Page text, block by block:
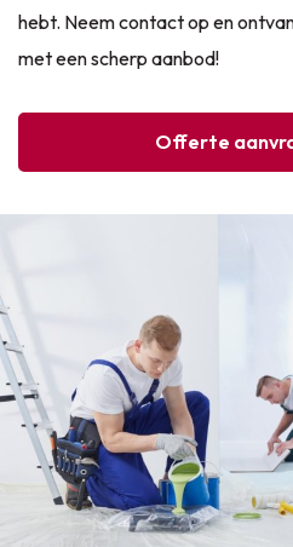
hebt. Neem contact op en
met een scherp aanbod!
Offerte